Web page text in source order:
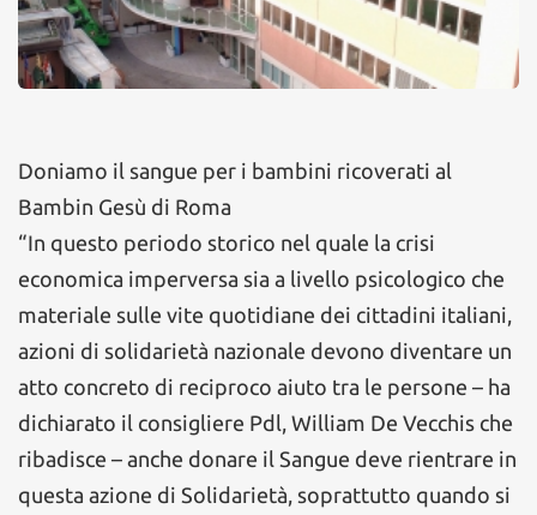
Doniamo il sangue per i bambini ricoverati al
Bambin Gesù di Roma
“In questo periodo storico nel quale la crisi
economica imperversa sia a livello psicologico che
materiale sulle vite quotidiane dei cittadini italiani,
azioni di solidarietà nazionale devono diventare un
atto concreto di reciproco aiuto tra le persone – ha
dichiarato il consigliere Pdl, William De Vecchis che
ribadisce – anche donare il Sangue deve rientrare in
questa azione di Solidarietà, soprattutto quando si